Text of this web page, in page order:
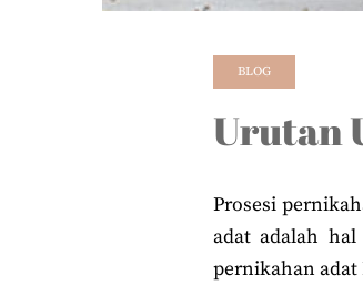
Urutan
BLOG
Prosesi
adat adalah
pernikahan adat